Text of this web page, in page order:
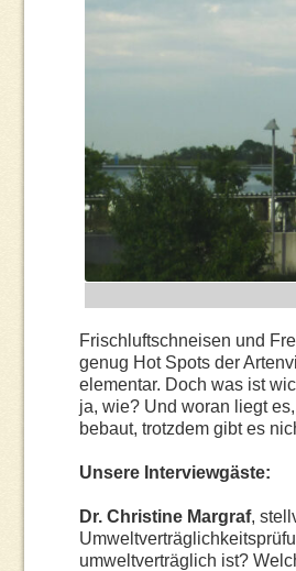
Frischluftschneisen und
genug Hot Spots der
elementar. Doch was ist
ja, wie? Und woran liegt
bebaut, trotzdem gibt es
Unsere Interviewgäste:
Dr. Christine Margraf,
umweltverträglich ist?